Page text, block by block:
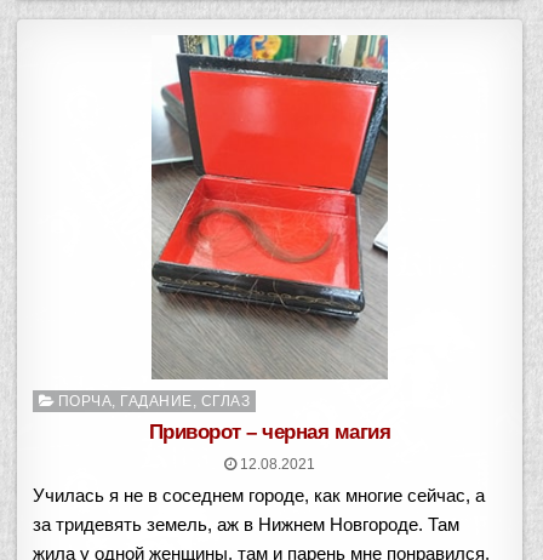
Опубликовано
ПОРЧА, ГАДАНИЕ, СГЛАЗ
Приворот – черная магия
12.08.2021
Училась я не в соседнем городе, как многие сейчас, а
за тридевять земель, аж в Нижнем Новгороде. Там
жила у одной женщины, там и парень мне понравился.